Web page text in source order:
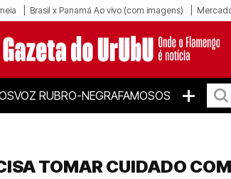
Brasil x Panamá Ao vivo (com imagens)
VOZ RUBRO-NEGRAFAMOSOS +
TOMAR CUIDADO